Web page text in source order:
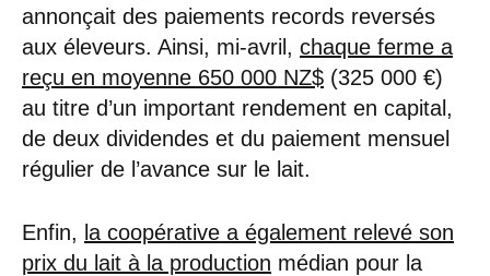
annonçait des paiements records reversés
aux éleveurs. Ainsi, mi-avril, chaque ferme a
reçu en moyenne 650 000 NZ$ (325 000 €)
au titre d’un important rendement en capital,
de deux dividendes et du paiement mensuel
régulier de l’avance sur le lait.
Enfin, la coopérative a également relevé son
prix du lait à la production médian pour la